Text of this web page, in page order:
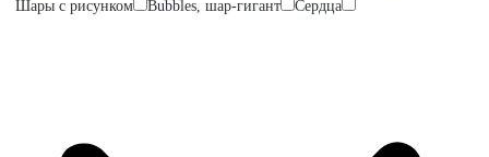
Шары с рисунком
Bubbles, шар-гигант Сердца